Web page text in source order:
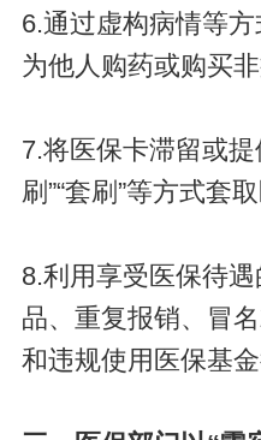
6.通过虚构病情等
为他人购药或购买
7.将医保卡滞留或
刷”“套刷”等方式套
8.利用享受医保待
品、重复报销、冒
和违规使用医保基金